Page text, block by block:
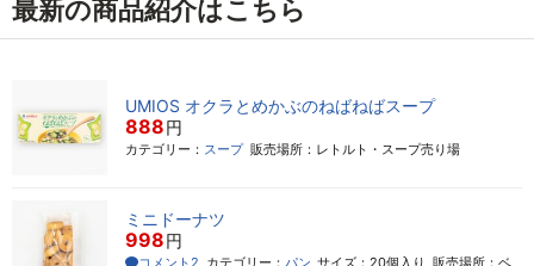
最新の商品紹介はこちら
UMIOS オクラとめかぶのねばねばスープ
888円
カテゴリー： スープ 販売場所：レトルト・スープ売り場
ミニドーナツ
998円
コメント2 カテゴリー： パン サイズ：20個入り 販売場所：ベ